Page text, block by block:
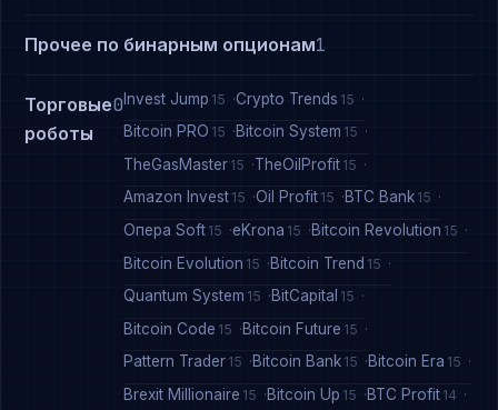
Прочее по бинарным опционам1
Торговые
роботы
0 Invest Jump 15 Crypto Trends 15
Bitcoin PRO 15 Bitcoin System 15
TheGasMaster 15 TheOilProfit 15
Amazon Invest 15 Oil Profit 15 BTC Bank 15
Опера Soft 15 eKrona 15 Bitcoin Revolution 15
Bitcoin Evolution 15 Bitcoin Trend 15
Quantum System 15 BitCapital 15
Bitcoin Code 15 Bitcoin Future 15
Pattern Trader 15 Bitcoin Bank 15 Bitcoin Era 15
Brexit Millionaire 15 Bitcoin Up 15 BTC Profit 14